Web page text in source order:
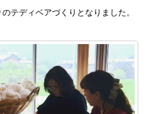
テディベアづくりとなりました。